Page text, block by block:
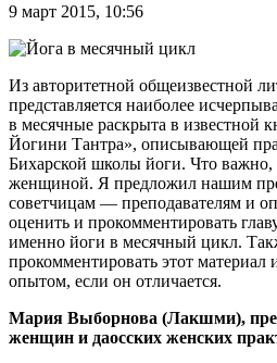
9 март 2015, 10:56
Из авторитетной общеизвестной
представляется наиболее
в месячные раскрыта в известной
Йогини Тантра», описывающей
Бихарской школы йоги. Что
женщиной. Я предложил нашим
советчицам — преподавателям и
оценить и прокомментировать
именно йоги в месячный цикл.
прокомментировать этот материал
опытом, если он отличается.
Мария Выборнова (Лакшми),
женщин и даосских женских